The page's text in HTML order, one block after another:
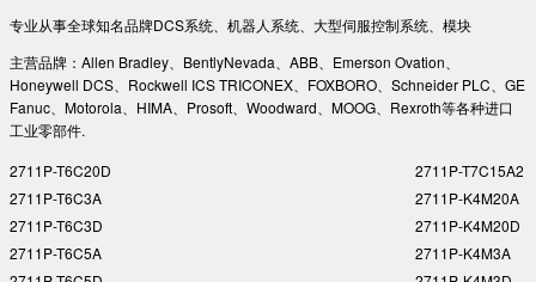
专业从事全球知名品牌DCS系统、机器人系统、大型伺服控制系统、模块
主营品牌：Allen Bradley、BentlyNevada、ABB、Emerson Ovation、
Honeywell DCS、Rockwell ICS TRICONEX、FOXBORO、Schneider PLC、GE
Fanuc、Motorola、HIMA、Prosoft、Woodward、MOOG、Rexroth等各种进口
工业零部件.
2711P-T6C20D
2711P-T7C15A2
2711P-T6C3A
2711P-K4M20A
2711P-T6C3D
2711P-K4M20D
2711P-T6C5A
2711P-K4M3A